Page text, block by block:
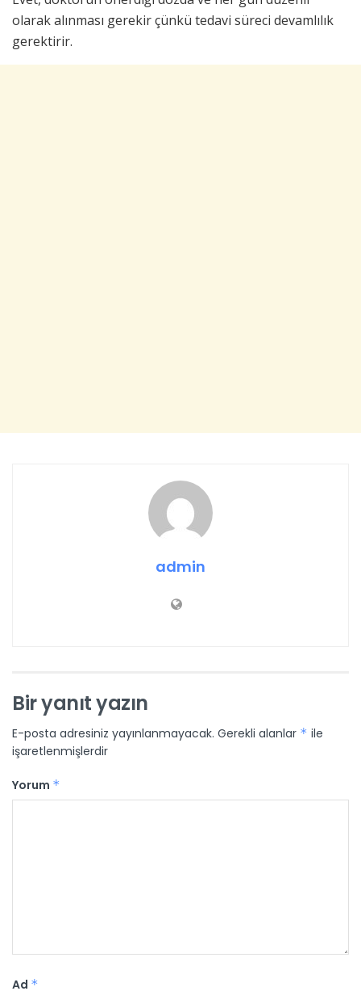
olarak alınması gerekir çünkü tedavi süreci devamlılık
gerektirir.
admin
Bir yanıt yazın
E-posta adresiniz yayınlanmayacak. Gerekli alanlar * ile
işaretlenmişlerdir
Yorum *
Ad *